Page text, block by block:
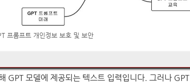
프롬프트 개인정보 보호 및 보안
GPT 모델에 제공되는 텍스트 입력입니다. 그러나 GPT